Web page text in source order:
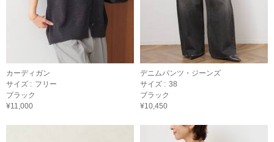
カーディガン
サイズ : フリー
ブラック
¥11,000
デニムパンツ・ジーンズ
サイズ : 38
ブラック
¥10,450